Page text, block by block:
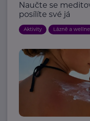
Naučte se
posílíte své já
Aktivity Lázně a